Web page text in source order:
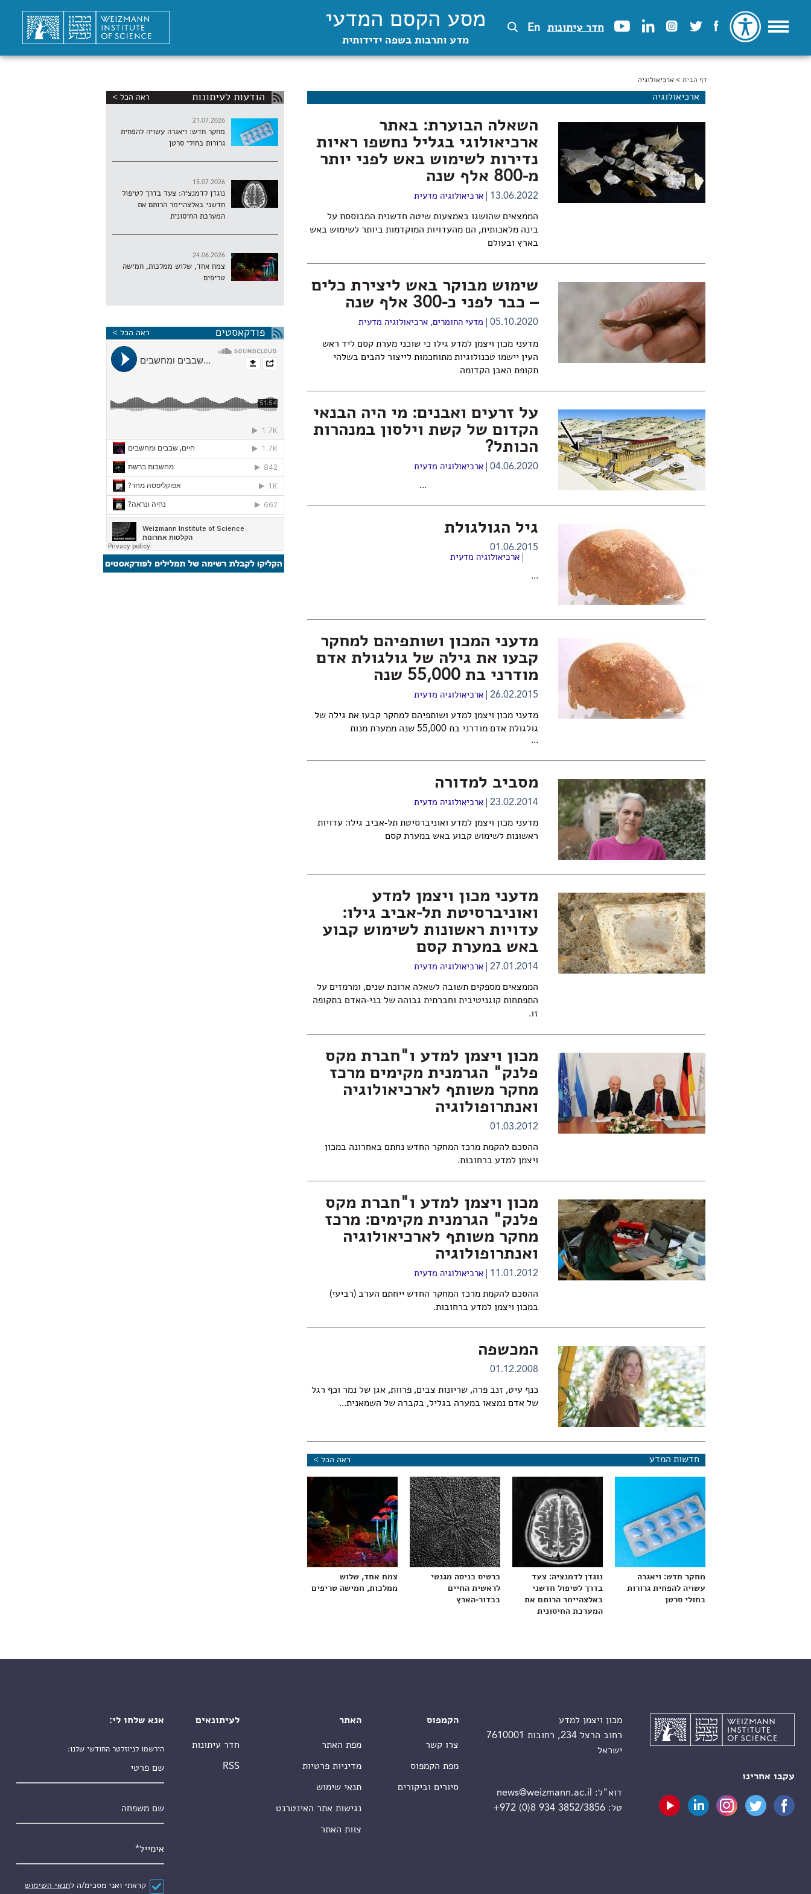
חדר עיתונות En מסע הקסם המדעי
מדע ותרבות בשפה ידידותית
הינך נמצא כאן
דף הבית > ארכיאולוגיה
ארכיאולוגיה
השאלה הבוערת: באתר
ארכיאולוגי בגליל נחשפו ראיות
נדירות לשימוש באש לפני יותר
מ-800 אלף שנה
13.06.2022 ארכיאולוגיה מדעית
הממצאים שהושגו באמצעות שיטה חדשנית המבוססת על
בינה מלאכותית, הם מהעדויות המוקדמות ביותר לשימוש באש
בארץ ובעולם
שימוש מבוקר באש ליצירת כלים
– כבר לפני כ-300 אלף שנה
05.10.2020 מדעי החומרים,ארכיאולוגיה מדעית
מדעני מכון ויצמן למדע גילו כי שוכני מערת קסם ליד ראש
העין יישמו טכנולוגיות מתוחכמות לייצור להבים בשלהי
תקופת האבן הקדומה
על זרעים ואבנים: מי היה הבנאי
הקדום של קשת וילסון במנהרות
הכותל?
04.06.2020 ארכיאולוגיה מדעית
...
גיל הגולגולת
01.06.2015
ארכיאולוגיה מדעית
...
מדעני המכון ושותפיהם למחקר
קבעו את גילה של גולגולת אדם
מודרני בת 55,000 שנה
26.02.2015 ארכיאולוגיה מדעית
מדעני מכון ויצמן למדע ושותפיהם למחקר קבעו את גילה של
גולגולת אדם מודרני בת 55,000 שנה ממערת מנות
...
מסביב למדורה
23.02.2014 ארכיאולוגיה מדעית
מדעני מכון ויצמן למדע ואוניברסיטת תל-אביב גילו: עדויות
ראשונות לשימוש קבוע באש במערת קסם
מדעני מכון ויצמן למדע
ואוניברסיטת תל-אביב גילו:
עדויות ראשונות לשימוש קבוע
באש במערת קסם
27.01.2014 ארכיאולוגיה מדעית
הממצאים מספקים תשובה לשאלה ארוכת שנים, ומרמזים על
התפתחות קוגניטיבית וחברתית גבוהה של בני-האדם בתקופה
זו.
מכון ויצמן למדע ו"חברת מקס
פלנק" הגרמנית מקימים מרכז
מחקר משותף לארכיאולוגיה
ואנתרופולוגיה
01.03.2012
ההסכם להקמת מרכז המחקר החדש נחתם באחרונה במכון
ויצמן למדע ברחובות.
מכון ויצמן למדע ו"חברת מקס
פלנק" הגרמנית מקימים: מרכז
מחקר משותף לארכיאולוגיה
ואנתרופולוגיה
11.01.2012 ארכיאולוגיה מדעית
ההסכם להקמת מרכז המחקר החדש ייחתם הערב (רביעי)
במכון ויצמן למדע ברחובות.
המכשפה
01.12.2008
כנף עיט, זנב פרה, שריונות צבים, פרוות, אגן של נמר וכף רגל
של אדם נמצאו במערה בגליל, בקברה של השמאנית...
חדשות המדע ראה הכל >
מחקר חדש: ויאגרה
עשויה להפחית גרורות
בחולי סרטן
נוגדן לדמנציה: צעד
בדרך לטיפול חדשני
באלצהיימר הרותם את
המערכת החיסונית
כרטיס כניסה מגנטי
לראשית החיים
בכדור-הארץ
צמח אחד, שלוש
ממלכות, חמישה טריפים
הודעות לעיתונות ראה הכל >
21.07.2026
מחקר חדש: ויאגרה עשויה להפחית
גרורות בחולי סרטן
15.07.2026
נוגדן לדמנציה: צעד בדרך לטיפול
חדשני באלצהיימר הרותם את
המערכת החיסונית
24.06.2026
צמח אחד, שלוש ממלכות, חמישה
טריפים
פודקאסטים ראה הכל >
עקבו אחרינו
מכון ויצמן למדע
רחוב הרצל 234, רחובות 7610001
ישראל
דוא"ל:
news@weizmann.ac.il
טל:+972 (0)8 934 3852/3856
הקמפוס
צרו קשר
מפת הקמפוס
סיורים וביקורים
האתר
מפת האתר
מדיניות פרטיות
תנאי שימוש
נגישות אתר האינטרנט
צוות האתר
לעיתונאים
חדר עיתונות
RSS
אנא שלחו לי:
הירשמו לניוזלטר החודשי שלנו:
הסכם*
קראתי ואני מסכימ/ה לתנאי השימוש